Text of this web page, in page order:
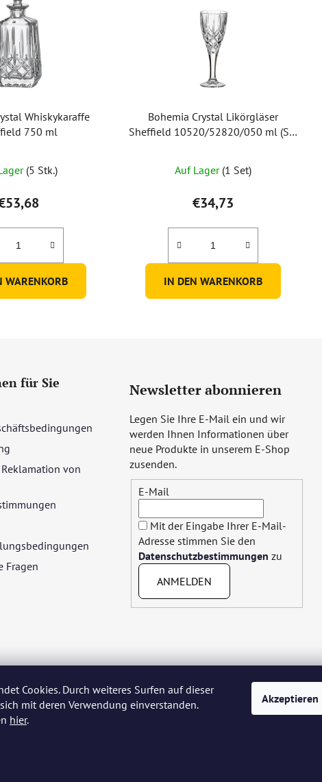
Cookies. Durch weiteres Surfen auf dieser
mit deren Verwendung einverstanden.
hier.
Akzeptieren
Whiskykaraffe
750 ml
(5 Stk.)
WARENKORB
Bohemia Crystal Likörgläser
Sheffield 10520/52820/050 ml (Set
Auf Lager (1 Set)
€34,73
IN DEN WARENKORB
für Sie
von
Fragen
Newsletter abonnieren
Legen Sie Ihre E-Mail ein und wir
werden Ihnen Informationen über
neue Produkte in unserem E-Shop
zusenden.
E-Mail
Mit der Eingabe Ihrer E-Mail-
Adresse stimmen Sie den
Datenschutzbestimmungen zu
ANMELDEN
polski Română Italiano Español Français Português Български